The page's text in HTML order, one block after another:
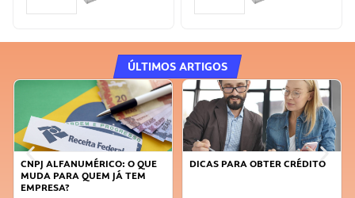
ÚLTIMOS ARTIGOS
DICAS PARA OBTER CRÉDITO
FAÇA A DIFERENÇA: SEJA